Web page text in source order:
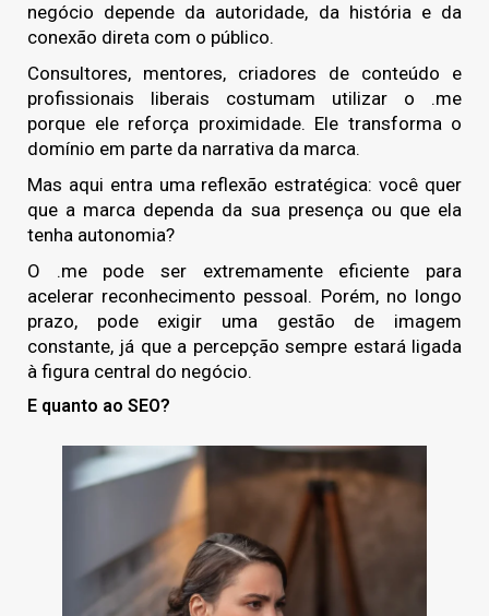
negócio depende da autoridade, da história e da
conexão direta com o público.
Consultores, mentores, criadores de conteúdo e
profissionais liberais costumam utilizar o .me
porque ele reforça proximidade. Ele transforma o
domínio em parte da narrativa da marca.
Mas aqui entra uma reflexão estratégica: você quer
que a marca dependa da sua presença ou que ela
tenha autonomia?
O .me pode ser extremamente eficiente para
acelerar reconhecimento pessoal. Porém, no longo
prazo, pode exigir uma gestão de imagem
constante, já que a percepção sempre estará ligada
à figura central do negócio.
E quanto ao SEO?